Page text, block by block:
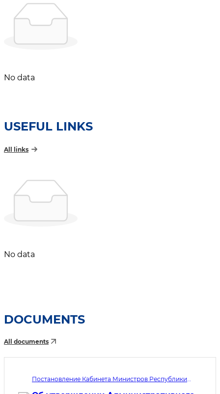
No data
USEFUL LINKS
All links
No data
DOCUMENTS
All documents
Постановление Кабинета Министров Республики